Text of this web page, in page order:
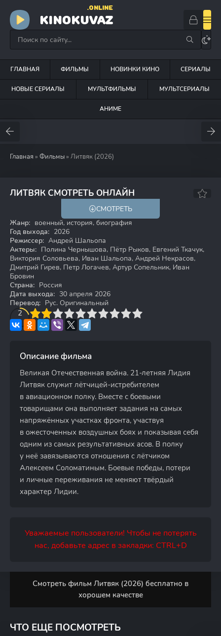
KINOKUVAZ
.ONLINE
ГЛАВНАЯ ФИЛЬМЫ НОВИНКИ КИНО СЕРИАЛЫ
НОВЫЕ СЕРИАЛЫ МУЛЬТФИЛЬМЫ МУЛЬТСЕРИАЛЫ
АНИМЕ
Главная » Фильмы » Литвяк (2026)
ЛИТВЯК СМОТРЕТЬ ОНЛАЙН
СМОТРЕТЬ
Жанр: военный, история, биография
Год выхода: 2026
Режиссер: Андрей Шальопа
Актеры: Полина Чернышова, Пётр Рыков, Евгений Ткачук,
Виктория Соловьева, Иван Шальопа, Андрей Некрасов,
Дмитрий Гирев, Петр Логачев, Артур Сопельник, Иван
Бровин
Страна: Россия
Дата выхода: 30 апреля 2026
Перевод: Рус. Оригинальный
2
4 5 6 7 8 9 10
Описание фильма
Великая Отечественная война. 21-летняя Лидия
Литвяк служит лётчицей-истребителем
в авиационном полку. Вместе с боевыми
товарищами она выполняет задания на самых
напряжённых участках фронта, участвуя
в ожесточенных воздушных боях и показывая себя
одним из самых результативных асов. В полку
у неё завязываются отношения с лётчиком
Алексеем Соломатиным. Боевые победы, потери
и личные переживания не меняют твёрдый
характер Лидии.
Уважаемые пользователи! Чтобы не потерять
нас, добавьте адрес в закладки: CTRL+D
Смотреть фильм Литвяк (2026) бесплатно в
хорошем качестве
ЧТО ЕЩЕ ПОСМОТРЕТЬ